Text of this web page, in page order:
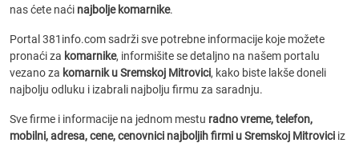
nas ćete naći najbolje komarnike.
Portal 381info.com sadrži sve potrebne informacije koje možete
pronaći za komarnike, informišite se detaljno na našem portalu
vezano za komarnik u Sremskoj Mitrovici, kako biste lakše doneli
najbolju odluku i izabrali najbolju firmu za saradnju.
Sve firme i informacije na jednom mestu radno vreme, telefon,
mobilni, adresa, cene, cenovnici najboljih firmi u Sremskoj Mitrovici iz